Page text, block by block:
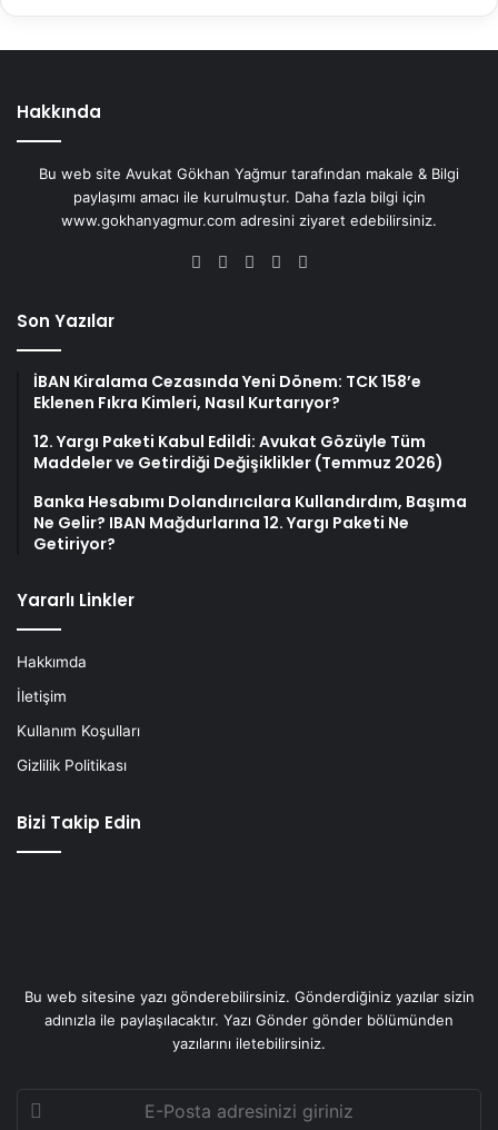
Hakkında
Bu web site Avukat Gökhan Yağmur tarafından makale & Bilgi
paylaşımı amacı ile kurulmuştur. Daha fazla bilgi için
www.gokhanyagmur.com adresini ziyaret edebilirsiniz.
Facebook
X YouTubeInstagram
Son Yazılar
İBAN Kiralama Cezasında Yeni Dönem: TCK 158’e
Eklenen Fıkra Kimleri, Nasıl Kurtarıyor?
12. Yargı Paketi Kabul Edildi: Avukat Gözüyle Tüm
Maddeler ve Getirdiği Değişiklikler (Temmuz 2026)
Banka Hesabımı Dolandırıcılara Kullandırdım, Başıma
Ne Gelir? IBAN Mağdurlarına 12. Yargı Paketi Ne
Getiriyor?
Yararlı Linkler
Hakkımda
İletişim
Kullanım Koşulları
Gizlilik Politikası
Bizi Takip Edin
Bu web sitesine yazı gönderebilirsiniz. Gönderdiğiniz yazılar sizin
adınızla ile paylaşılacaktır. Yazı Gönder gönder bölümünden
yazılarını iletebilirsiniz.
Posta